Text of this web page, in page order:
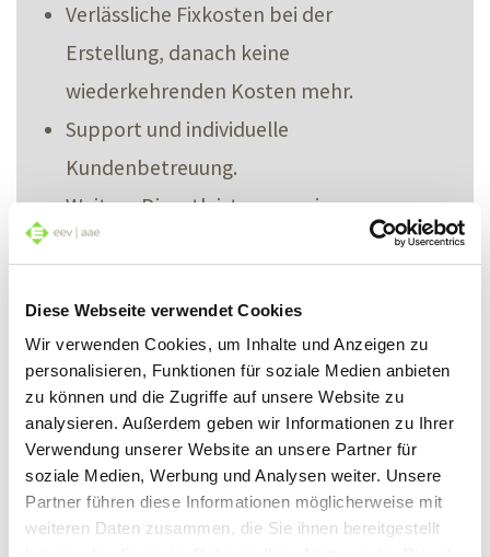
Diese Webseite verwendet Cookies
Wir verwenden Cookies, um Inhalte und Anzeigen zu
personalisieren, Funktionen für soziale Medien anbieten
zu können und die Zugriffe auf unsere Website zu
analysieren. Außerdem geben wir Informationen zu Ihrer
Verwendung unserer Website an unsere Partner für
soziale Medien, Werbung und Analysen weiter. Unsere
Partner führen diese Informationen möglicherweise mit
weiteren Daten zusammen, die Sie ihnen bereitgestellt
Verlässliche Fixkosten bei der
Erstellung, danach keine
wiederkehrenden Kosten mehr.
Support und individuelle
Kundenbetreuung.
Weitere Dienstleistungen wie
Fotoshooting, Textkreation oder